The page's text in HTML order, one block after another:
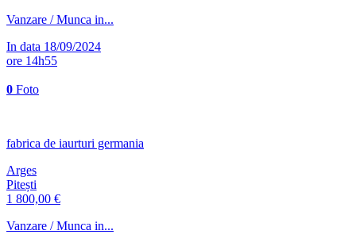
Vanzare / Munca in...
In data 18/09/2024
ore 14h55
0 Foto
fabrica de iaurturi germania
Arges
Pitești
1 800,00 €
Vanzare / Munca in...